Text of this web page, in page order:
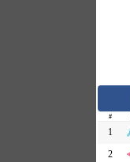
#
1
2